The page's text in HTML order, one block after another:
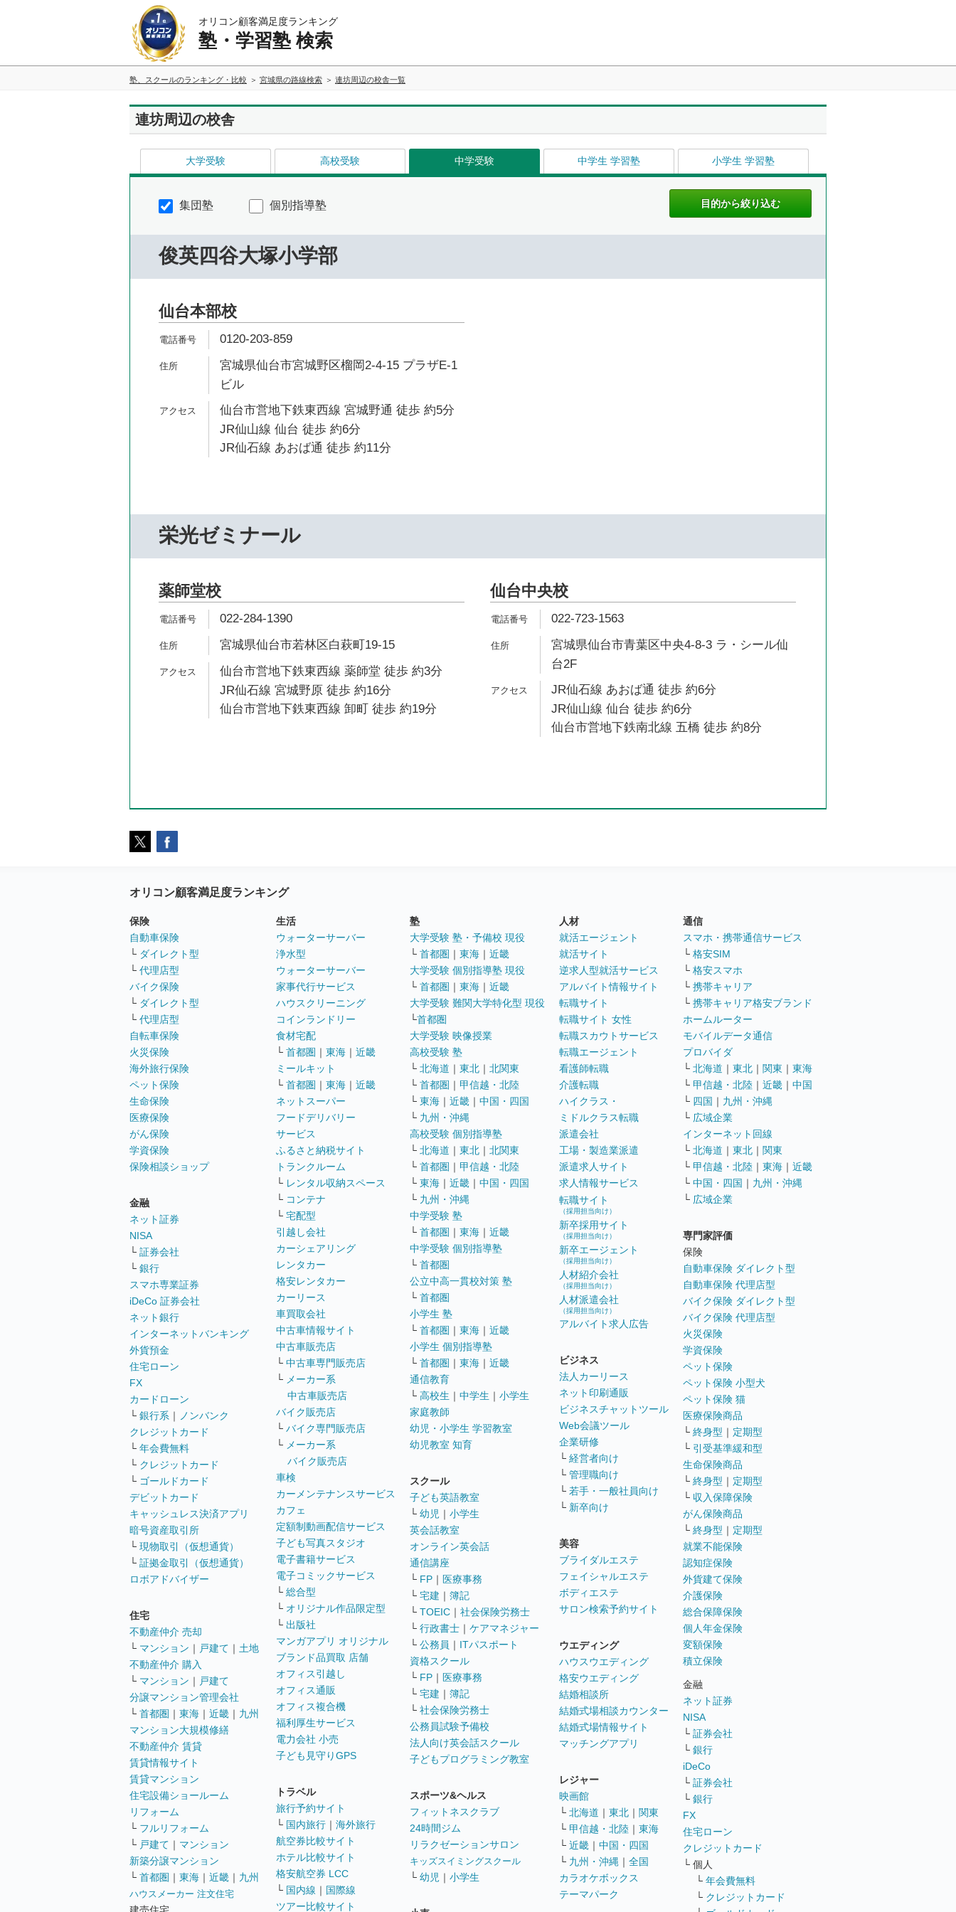
オリコン顧客満足度ランキング
塾・学習塾 検索
塾、スクールのランキング・比較 宮城県の路線検索 連坊周辺の校舎一覧
連坊周辺の校舎
大学受験 高校受験 中学受験 中学生 学習塾 小学生 学習塾
集団塾 個別指導塾
俊英四谷大塚小学部
仙台本部校
0120-203-859
宮城県仙台市宮城野区榴岡2-4-15 プラザE-1
ビル
仙台市営地下鉄東西線 宮城野通 徒歩 約5分
JR仙山線 仙台 徒歩 約6分
JR仙石線 あおば通 徒歩 約11分
栄光ゼミナール
薬師堂校
022-284-1390
宮城県仙台市若林区白萩町19-15
仙台市営地下鉄東西線 薬師堂 徒歩 約3分
JR仙石線 宮城野原 徒歩 約16分
仙台市営地下鉄東西線 卸町 徒歩 約19分
仙台中央校
022-723-1563
宮城県仙台市青葉区中央4-8-3 ラ・シール仙
台2F
JR仙石線 あおば通 徒歩 約6分
JR仙山線 仙台 徒歩 約6分
仙台市営地下鉄南北線 五橋 徒歩 約8分
オリコン顧客満足度ランキング
保険
自動車保険
└ ダイレクト型
└ 代理店型
バイク保険
└ ダイレクト型
└ 代理店型
自転車保険
火災保険
海外旅行保険
ペット保険
生命保険
医療保険
がん保険
学資保険
保険相談ショップ
金融
ネット証券
NISA
└ 証券会社
└ 銀行
スマホ専業証券
iDeCo 証券会社
ネット銀行
インターネットバンキング
外貨預金
住宅ローン
FX
カードローン
└ 銀行系 ｜
ノンバンク
クレジットカード
└ 年会費無料
└ クレジットカード
└ ゴールドカード
デビットカード
キャッシュレス決済アプリ
暗号資産取引所
└ 現物取引（仮想通貨）
└ 証拠金取引（仮想通貨）
ロボアドバイザー
住宅
不動産仲介 売却
└ マンション ｜ 戸建て ｜ 土地
不動産仲介 購入
└ マンション ｜ 戸建て
分譲マンション管理会社
└ 首都圏 ｜ 東海 ｜ 近畿 ｜ 九州
マンション大規模修繕
不動産仲介 賃貸
賃貸情報サイト
賃貸マンション
住宅設備ショールーム
リフォーム
└ フルリフォーム
└ 戸建て ｜ マンション
新築分譲マンション
└ 首都圏 ｜ 東海 ｜ 近畿 ｜ 九州
ハウスメーカー 注文住宅
生活
ウォーターサーバー
浄水型
ウォーターサーバー
家事代行サービス
ハウスクリーニング
コインランドリー
食材宅配
└ 首都圏 ｜ 東海 ｜ 近畿
ミールキット
└ 首都圏 ｜ 東海 ｜ 近畿
ネットスーパー
フードデリバリー
サービス
ふるさと納税サイト
トランクルーム
└ レンタル収納スペース
└ コンテナ
└ 宅配型
引越し会社
カーシェアリング
レンタカー
格安レンタカー
カーリース
車買取会社
中古車情報サイト
中古車販売店
└ 中古車専門販売店
└ メーカー系
中古車販売店
バイク販売店
└ バイク専門販売店
└ メーカー系
バイク販売店
車検
カーメンテナンスサービス
カフェ
定額制動画配信サービス
子ども写真スタジオ
電子書籍サービス
電子コミックサービス
└ 総合型
└ オリジナル作品限定型
└ 出版社
マンガアプリ オリジナル
ブランド品買取 店舗
オフィス引越し
オフィス通販
オフィス複合機
福利厚生サービス
電力会社 小売
子ども見守りGPS
トラベル
旅行予約サイト
└ 国内旅行 ｜ 海外旅行
航空券比較サイト
ホテル比較サイト
格安航空券 LCC
└ 国内線 ｜ 国際線
ツアー比較サイト
塾
大学受験 塾・予備校 現役
└ 首都圏 ｜ 東海 ｜ 近畿
大学受験 個別指導塾 現役
└ 首都圏 ｜ 東海 ｜ 近畿
大学受験 難関大学特化型 現役
└首都圏
大学受験 映像授業
高校受験 塾
└ 北海道 ｜ 東北 ｜ 北関東
└ 首都圏 ｜ 甲信越・北陸
└ 東海 ｜ 近畿 ｜ 中国・四国
└ 九州・沖縄
高校受験 個別指導塾
└ 北海道 ｜ 東北 ｜ 北関東
└ 首都圏 ｜ 甲信越・北陸
└ 東海 ｜ 近畿 ｜ 中国・四国
└ 九州・沖縄
中学受験 塾
└ 首都圏 ｜ 東海 ｜ 近畿
中学受験 個別指導塾
└ 首都圏
公立中高一貫校対策 塾
└ 首都圏
小学生 塾
└ 首都圏 ｜ 東海 ｜ 近畿
小学生 個別指導塾
└ 首都圏 ｜ 東海 ｜ 近畿
通信教育
└ 高校生 ｜ 中学生 ｜ 小学生
家庭教師
幼児・小学生 学習教室
幼児教室 知育
スクール
子ども英語教室
└ 幼児 ｜ 小学生
英会話教室
オンライン英会話
通信講座
└ FP ｜ 医療事務
└ 宅建 ｜ 簿記
└ TOEIC ｜ 社会保険労務士
└ 行政書士 ｜ ケアマネジャー
└ 公務員 ｜ ITパスポート
資格スクール
└ FP ｜ 医療事務
└ 宅建 ｜ 簿記
└ 社会保険労務士
公務員試験予備校
法人向け英会話スクール
子どもプログラミング教室
スポーツ&ヘルス
フィットネスクラブ
24時間ジム
リラクゼーションサロン
キッズスイミングスクール
└ 幼児 ｜ 小学生
人材
就活エージェント
就活サイト
逆求人型就活サービス
アルバイト情報サイト
転職サイト
転職サイト 女性
転職スカウトサービス
転職エージェント
看護師転職
介護転職
ハイクラス・
ミドルクラス転職
派遣会社
工場・製造業派遣
派遣求人サイト
求人情報サービス
転職サイト
（採用担当向け）
新卒採用サイト
（採用担当向け）
新卒エージェント
（採用担当向け）
人材紹介会社
（採用担当向け）
人材派遣会社
（採用担当向け）
アルバイト求人広告
ビジネス
法人カーリース
ネット印刷通販
ビジネスチャットツール
Web会議ツール
企業研修
└ 経営者向け
└ 管理職向け
└ 若手・一般社員向け
└ 新卒向け
美容
ブライダルエステ
フェイシャルエステ
ボディエステ
サロン検索予約サイト
ウエディング
ハウスウエディング
格安ウエディング
結婚相談所
結婚式場相談カウンター
結婚式場情報サイト
マッチングアプリ
レジャー
映画館
└ 北海道 ｜ 東北 ｜ 関東
└ 甲信越・北陸 ｜ 東海
└ 近畿 ｜ 中国・四国
└ 九州・沖縄 ｜ 全国
カラオケボックス
テーマパーク
通信
スマホ・携帯通信サービス
└ 格安SIM
└ 格安スマホ
└ 携帯キャリア
└ 携帯キャリア格安ブランド
ホームルーター
モバイルデータ通信
プロバイダ
└ 北海道 ｜ 東北 ｜ 関東 ｜ 東海
└ 甲信越・北陸 ｜ 近畿 ｜ 中国
└ 四国 ｜ 九州・沖縄
└ 広域企業
インターネット回線
└ 北海道 ｜ 東北 ｜ 関東
└ 甲信越・北陸 ｜ 東海 ｜ 近畿
└ 中国・四国 ｜ 九州・沖縄
└ 広域企業
専門家評価
保険
自動車保険 ダイレクト型
自動車保険 代理店型
バイク保険 ダイレクト型
バイク保険 代理店型
火災保険
学資保険
ペット保険
ペット保険 小型犬
ペット保険 猫
医療保険商品
└ 終身型 ｜ 定期型
└ 引受基準緩和型
生命保険商品
└ 終身型 ｜ 定期型
└ 収入保障保険
がん保険商品
└ 終身型 ｜ 定期型
就業不能保険
認知症保険
外貨建て保険
介護保険
総合保障保険
個人年金保険
変額保険
積立保険
金融
ネット証券
NISA
└ 証券会社
└ 銀行
iDeCo
└ 証券会社
└ 銀行
FX
住宅ローン
クレジットカード
└ 個人
└ 年会費無料
└ クレジットカード